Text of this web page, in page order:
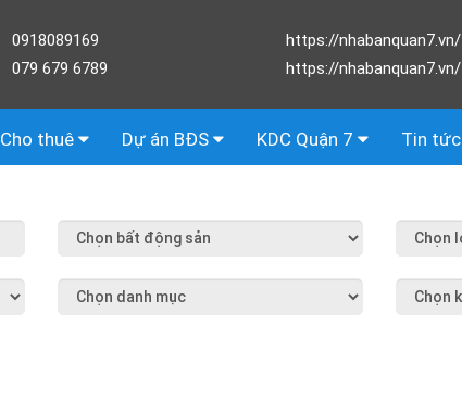
0918089169
079 679 6789
https://nhabanquan7.vn/
https://nhabanquan7.vn/
Cho thuê Dự án BĐS KDC Quận 7 Tin tức